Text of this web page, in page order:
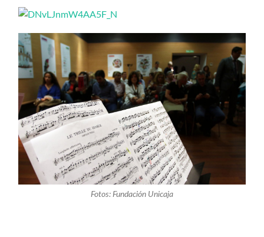
Fotos: Fundación Unicaja